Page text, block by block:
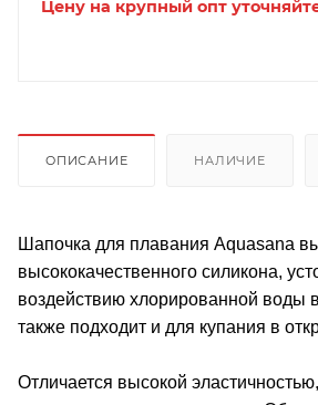
Цену на крупный опт
ОПИСАНИЕ НАЛИЧИЕ
Шапочка для плавания Aquasana
высококачественного силикона,
воздействию хлорированной воды
также подходит и для купания в
Отличается высокой